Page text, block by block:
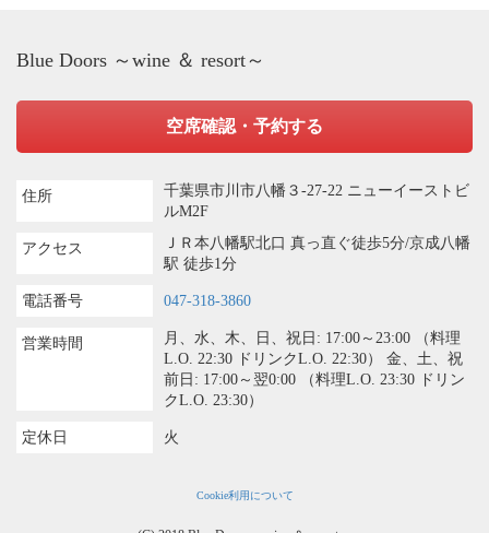
Blue Doors ～wine ＆ resort～
空席確認・予約する
住所
千葉県市川市八幡３-27-22 ニューイーストビ
ルM2F
アクセス
ＪＲ本八幡駅北口 真っ直ぐ徒歩5分/京成八幡
駅 徒歩1分
電話番号 047-318-3860
営業時間
月、水、木、日、祝日: 17:00～23:00 （料理
L.O. 22:30 ドリンクL.O. 22:30） 金、土、祝
前日: 17:00～翌0:00 （料理L.O. 23:30 ドリン
クL.O. 23:30）
定休日 火
Cookie利用について